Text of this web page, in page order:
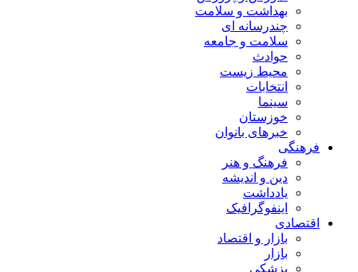
بهداشت و سلامت
چندرسانه ای
سلامت و جامعه
حوادث
محیط زیست
انتخابات
سینما
خوزستان
خبرهای بانوان
فرهنگی
فرهنگ و هنر
دین و اندیشه
یادداشت
اینفوگرافیک
اقتصادی
بازار و اقتصاد
بازار
پزشکی